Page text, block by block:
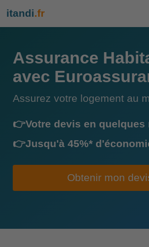
itandi.fr
Assurance
avec
Assurez votre logement au
👉Votre devis en quelques
👉Jusqu'à 45%*
Obtenir mon